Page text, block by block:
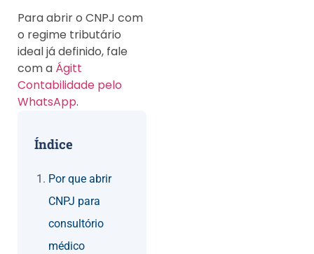
Para abrir o CNPJ com
o regime tributário
ideal já definido, fale
com a Ágitt
Contabilidade pelo
WhatsApp.
Índice
Por que abrir
CNPJ para
consultório
médico